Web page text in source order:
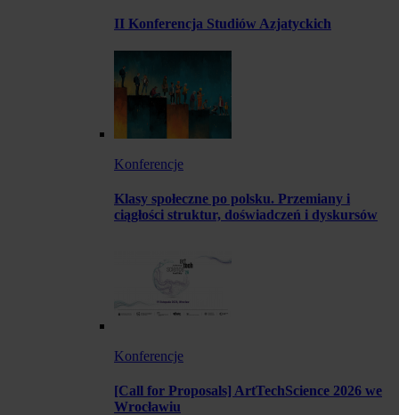
II Konferencja Studiów Azjatyckich
Konferencje
Klasy społeczne po polsku. Przemiany i
ciągłości struktur, doświadczeń i dyskursów
Konferencje
[Call for Proposals] ArtTechScience 2026 we
Wrocławiu